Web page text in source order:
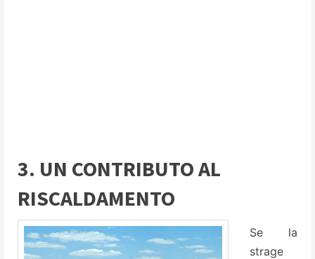
3. UN CONTRIBUTO AL
RISCALDAMENTO
Se la
strage